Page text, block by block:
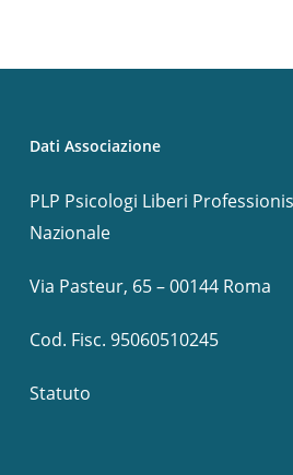
Dati Associazione
PLP Psicologi Liberi
Nazionale
Via Pasteur, 65 – 00144 Roma
Cod. Fisc. 95060510245
Statuto